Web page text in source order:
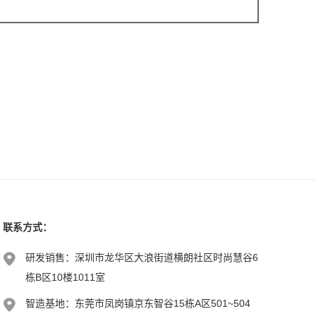
联系方式：
研发销售：深圳市龙华区大浪街道横朗社区时尚慧谷6
栋B区10楼1011室
智造基地：东莞市凤岗镇京东智谷15栋A区501~504